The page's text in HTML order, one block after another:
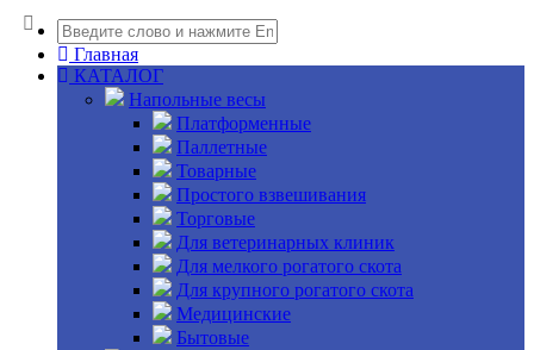
Главная
КАТАЛОГ
Напольные весы
Платформенные
Паллетные
Товарные
Простого взвешивания
Торговые
Для ветеринарных клиник
Для мелкого рогатого скота
Для крупного рогатого скота
Медицинские
Бытовые